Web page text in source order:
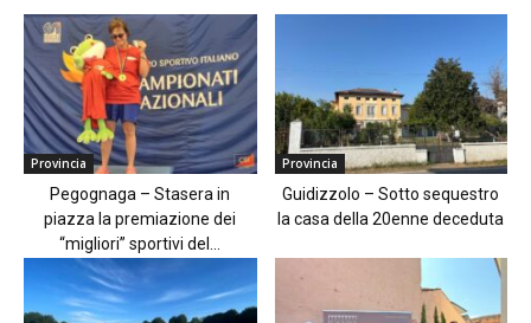
Provincia
Pegognaga – Stasera in
piazza la premiazione dei
“migliori” sportivi del...
Provincia
Guidizzolo – Sotto sequestro
la casa della 20enne deceduta